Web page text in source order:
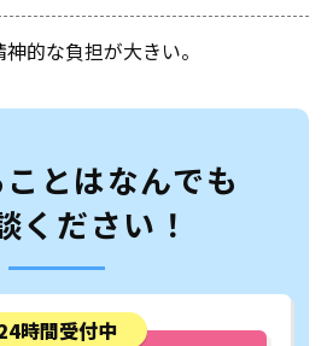
的な負担が大きい。
とはなんでも
ください！
時間受付中